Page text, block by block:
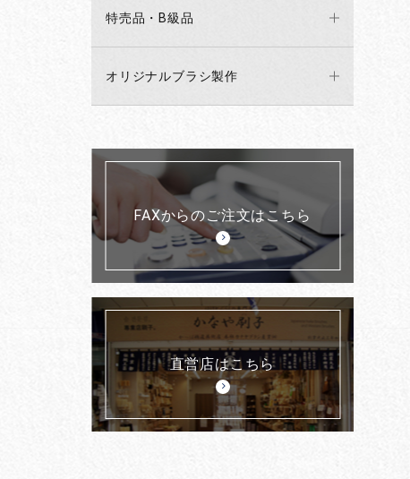
特売品・B級品
オリジナルブラシ製作
FAXからのご注文はこちら
直営店はこちら